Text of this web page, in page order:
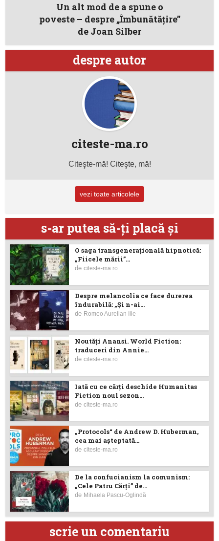
Un alt mod de a spune o
poveste – despre „Îmbunătăţire”
de Joan Silber
despre autor
citeste-ma.ro
Citeşte-mă! Citeşte, mă!
vezi toate articolele
s-ar putea să-ţi placă şi
O saga transgenerațională hipnotică:
„Fiicele mării”...
deciteste-ma.ro
Despre melancolia ce face durerea
îndurabilă: „Și n-ai...
de Romeo Aurelian Ilie
Noutăţi Anansi. World Fiction:
traduceri din Annie...
deciteste-ma.ro
Iată cu ce cărţi deschide Humanitas
Fiction noul sezon...
deciteste-ma.ro
„Protocols“ de Andrew D. Huberman,
cea mai așteptată...
deciteste-ma.ro
De la confucianism la comunism:
„Cele Patru Cărți” de...
de Mihaela Pascu-Oglindă
scrie un comentariu